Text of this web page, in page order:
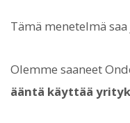
Tämä menetelmä
Olemme saaneet
ääntä käyttää